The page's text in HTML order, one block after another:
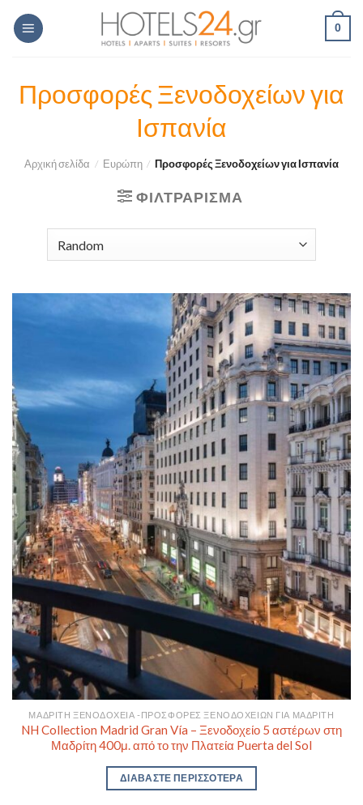
Skip
0
Προσφορές Ξενοδοχείων για
Ισπανία
Αρχική σελίδα / Ευρώπη / Προσφορές Ξενοδοχείων για Ισπανία
ΦΙΛΤΡΆΡΙΣΜΑ
ΜΑΔΡΊΤΗ ΞΕΝΟΔΟΧΕΊΑ -ΠΡΟΣΦΟΡΈΣ ΞΕΝΟΔΟΧΕΊΩΝ ΓΙΑ ΜΑΔΡΊΤΗ
NH Collection Madrid Gran Vía – Ξενοδοχείο 5 αστέρων στη
Μαδρίτη 400μ. από το την Πλατεία Puerta del Sol
ΔΙΑΒΆΣΤΕ ΠΕΡΙΣΣΌΤΕΡΑ